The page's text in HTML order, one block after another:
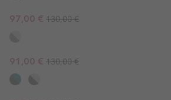
Sale price:
97,00 € Regular price:
130,00 €
Sale price:
91,00 € Regular price:
130,00 €